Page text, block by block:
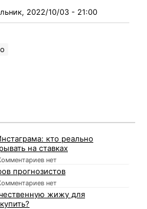
2022/10/03 - 21:00
кто реально
на ставках
нет
прогнозистов
нет
жижу для